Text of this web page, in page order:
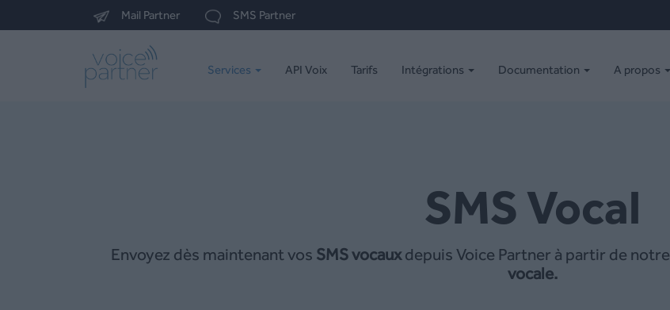
Mail Partner SMS Partner
Services API Voix Tarifs Intégrations Documentation A propos
SMS Vocal
Envoyez dès maintenant vos SMS vocauxdepuis Voice Partner à partir de notre
vocale.